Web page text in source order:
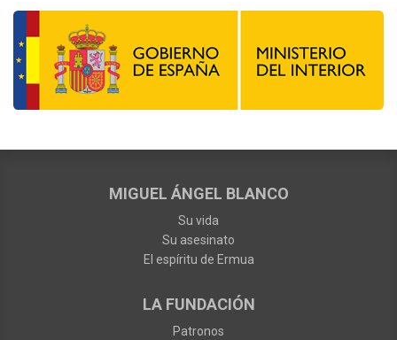
MIGUEL ÁNGEL BLANCO
Su vida
Su asesinato
El espíritu de Ermua
LA FUNDACIÓN
Patronos